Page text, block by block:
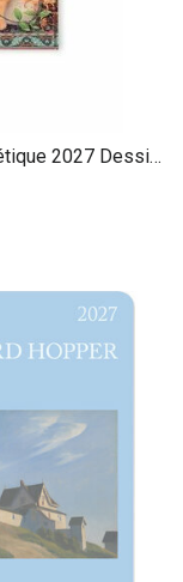
2027 Dessin